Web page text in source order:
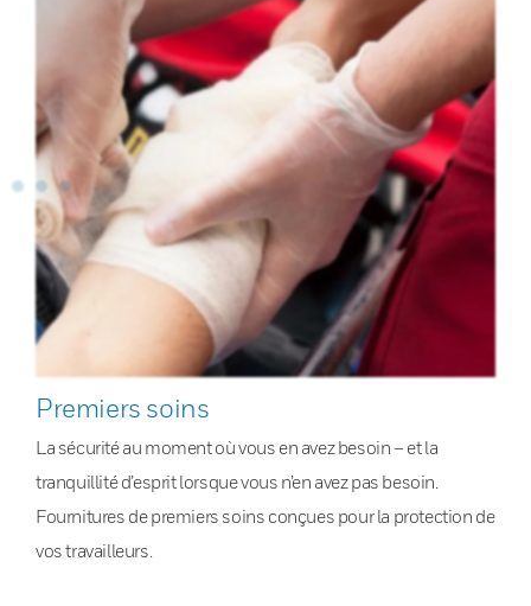
Premiers soins
La sécurité au moment où vous en avez besoin – et la
tranquillité d’esprit lorsque vous n’en avez pas besoin.
Fournitures de premiers soins conçues pour la protection de
vos travailleurs.